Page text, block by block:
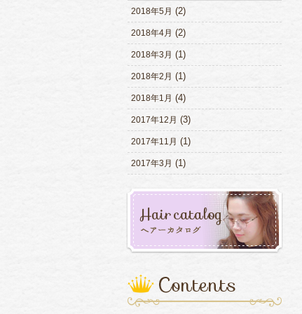
2018年5月 (2)
2018年4月 (2)
2018年3月 (1)
2018年2月 (1)
2018年1月 (4)
2017年12月 (3)
2017年11月 (1)
2017年3月 (1)